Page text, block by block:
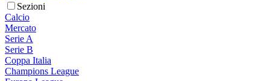
Sezioni
Calcio
Mercato
Serie A
Serie B
Coppa Italia
Champions League